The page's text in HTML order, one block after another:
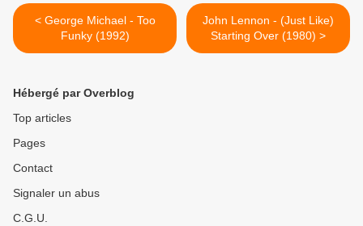
< George Michael - Too
Funky (1992)
John Lennon - (Just Like)
Starting Over (1980) >
Hébergé par Overblog
Top articles
Pages
Contact
Signaler un abus
C.G.U.